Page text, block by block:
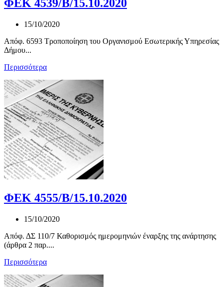
ΦΕΚ 4539/Β/15.10.2020
15/10/2020
Απόφ. 6593 Τροποποίηση του Οργανισμού Εσωτερικής Υπηρεσίας
Δήμου...
Περισσότερα
ΦΕΚ 4555/Β/15.10.2020
15/10/2020
Απόφ. ΔΣ 110/7 Καθορισμός ημερομηνιών έναρξης της ανάρτησης
(άρθρα 2 παρ....
Περισσότερα